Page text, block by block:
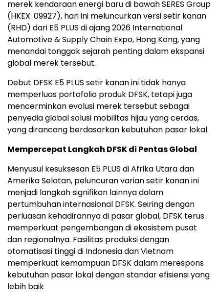
merek kendaraan energi baru di bawah SERES Group
(HKEX: 09927), hari ini meluncurkan versi setir kanan
(RHD) dari E5 PLUS di ajang 2026 International
Automotive & Supply Chain Expo, Hong Kong, yang
menandai tonggak sejarah penting dalam ekspansi
global merek tersebut.
Debut DFSK E5 PLUS setir kanan ini tidak hanya
memperluas portofolio produk DFSK, tetapi juga
mencerminkan evolusi merek tersebut sebagai
penyedia global solusi mobilitas hijau yang cerdas,
yang dirancang berdasarkan kebutuhan pasar lokal.
Mempercepat Langkah DFSK di Pentas Global
Menyusul kesuksesan E5 PLUS di Afrika Utara dan
Amerika Selatan, peluncuran varian setir kanan ini
menjadi langkah signifikan lainnya dalam
pertumbuhan internasional DFSK. Seiring dengan
perluasan kehadirannya di pasar global, DFSK terus
memperkuat pengembangan di ekosistem pusat
dan regionalnya. Fasilitas produksi dengan
otomatisasi tinggi di Indonesia dan Vietnam
memperkuat kemampuan DFSK dalam merespons
kebutuhan pasar lokal dengan standar efisiensi yang
lebih baik